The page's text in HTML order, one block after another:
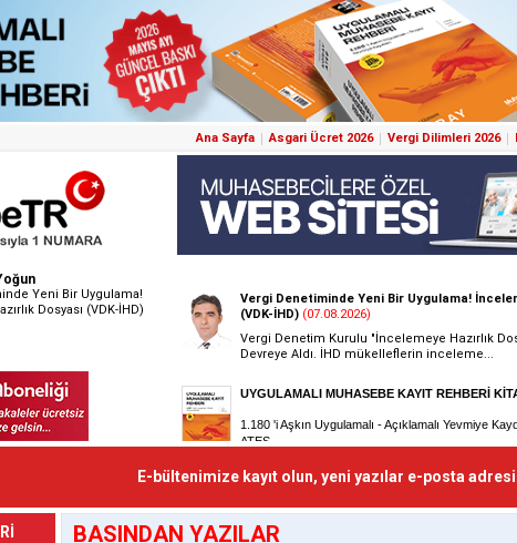
Ana Sayfa Asgari Ücret 2026 Vergi Dilimleri 2026
Yeni Bir Uygulama!
Dosyası (VDK-İHD)
E-bültenimize kayıt olun, yeni yazılar e-posta
BASINDAN YAZILAR